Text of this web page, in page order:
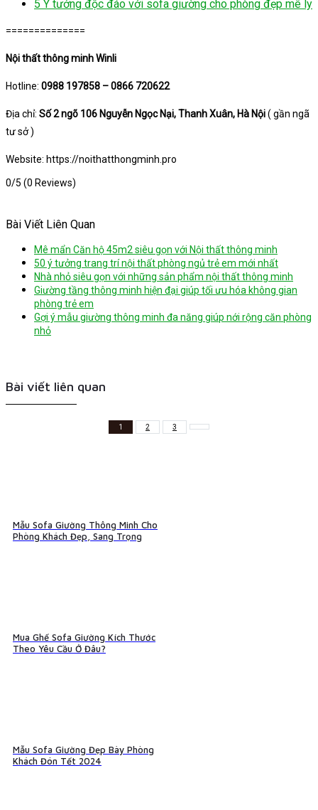
5 Ý tưởng độc đáo với sofa giường cho phòng đẹp mê ly
==============
Nội thất thông minh Winli
Hotline: 0988 197858 – 0866 720622
Địa chỉ: Số 2 ngõ 106 Nguyễn Ngọc Nại, Thanh Xuân, Hà Nội( gần ngã
tư sở )
Website: https://noithatthongminh.pro
0/5 (0 Reviews)
Bài Viết Liên Quan
Mê mẩn Căn hộ 45m2 siêu gọn với Nội thất thông minh
50 ý tưởng trang trí nội thất phòng ngủ trẻ em mới nhất
Nhà nhỏ siêu gọn với những sản phẩm nội thất thông minh
Giường tầng thông minh hiện đại giúp tối ưu hóa không gian
phòng trẻ em
Gợi ý mẫu giường thông minh đa năng giúp nới rộng căn phòng
nhỏ
Bài viết liên quan
1 2 3
Mẫu Sofa Giường Thông Minh Cho
Phòng Khách Đẹp, Sang Trọng
Mua Ghế Sofa Giường Kích Thước
Theo Yêu Cầu Ở Đâu?
Mẫu Sofa Giường Đẹp Bày Phòng
Khách Đón Tết 2024